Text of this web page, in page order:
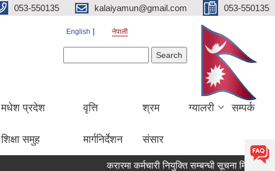
053-550135 kalaiyamun@gmail.com 053-550135
English नेपाली
मधेश प्रदेश
शिक्षा समुह
वृत्ति
मार्गनिर्देशन
श्रम
संसार
ग्यालरी सम्पर्क
करारमा कर्मचारी नियुक्ति सम्बन्धी सूचना मितिः